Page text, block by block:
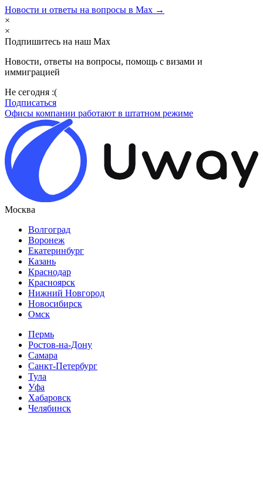
Новости и ответы на вопросы в Max →
×
×
Подпишитесь на наш Max
Новости, ответы на вопросы, помощь с визами и
иммиграцией
Не сегодня :(
Подписаться
Офисы компании работают в штатном режиме
Москва
Волгоград
Воронеж
Екатеринбург
Казань
Краснодар
Красноярск
Нижний Новгород
Новосибирск
Омск
Пермь
Ростов-на-Дону
Самара
Санкт-Петербург
Тула
Уфа
Хабаровск
Челябинск